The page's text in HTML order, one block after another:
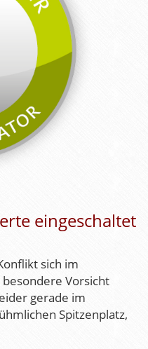
eingeschaltet
sich im
Vorsicht
gerade im
Spitzenplatz,